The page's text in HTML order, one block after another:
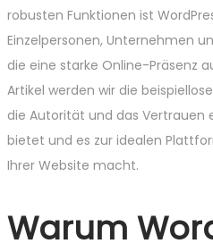
robusten Funktionen ist
Einzelpersonen, Unternehmen
die eine starke Online-Präsenz
Artikel werden wir die
die Autorität und das Vertrauen
bietet und es zur idealen
Ihrer Website macht.
Warum